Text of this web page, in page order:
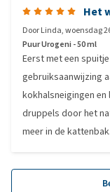
Het
DoorLinda,woensdag
Puur Urogeni - 50 ml
Eerst met een
gebruiksaanwijzing
kokhalsneigingen en
druppels door het
meer in de